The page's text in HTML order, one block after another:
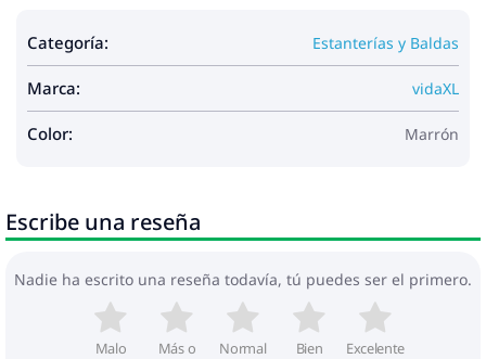
Categoría: Estanterías y Baldas
Marca: vidaXL
Color: Marrón
Escribe una reseña
Nadie ha escrito una reseña todavía, tú puedes ser el primero.
Malo
Más o
Normal Bien Excelente